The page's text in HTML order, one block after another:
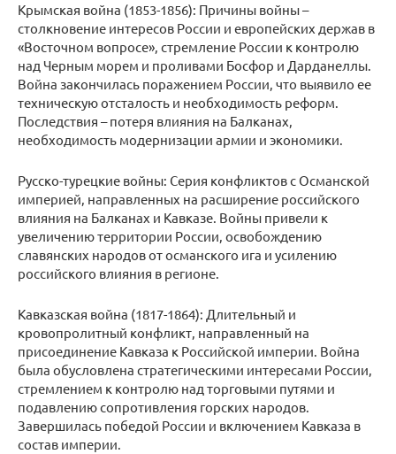
Крымская война (1853-1856): Причины войны –
столкновение интересов России и европейских держав в
«Восточном вопросе», стремление России к контролю
над Черным морем и проливами Босфор и Дарданеллы.
Война закончилась поражением России, что выявило ее
техническую отсталость и необходимость реформ.
Последствия – потеря влияния на Балканах,
необходимость модернизации армии и экономики.
Русско-турецкие войны: Серия конфликтов с Османской
империей, направленных на расширение российского
влияния на Балканах и Кавказе. Войны привели к
увеличению территории России, освобождению
славянских народов от османского ига и усилению
российского влияния в регионе.
Кавказская война (1817-1864): Длительный и
кровопролитный конфликт, направленный на
присоединение Кавказа к Российской империи. Война
была обусловлена стратегическими интересами России,
стремлением к контролю над торговыми путями и
подавлению сопротивления горских народов.
Завершилась победой России и включением Кавказа в
состав империи.